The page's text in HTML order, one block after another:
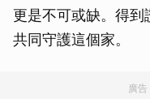
更是不可或缺。得
共同守護這個家。
廣告